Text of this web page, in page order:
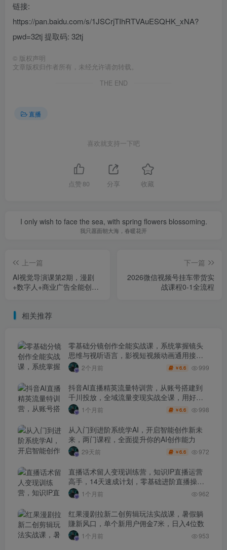
链接:
https://pan.baidu.com/s/1JSCrjTIhRTVAuESQHK_xNA?
pwd=32tj 提取码: 32tj
© 版权声明
文章版权归作者所有，未经允许请勿转载。
THE END
直播
喜欢就支持一下吧
点赞 80 分享 收藏
I only wish to face the sea, with spring flowers blossoming.
我只愿面朝大海，春暖花开
上一篇
AI视觉导演课第2期，漫剧
+数字人+商业广告全能创
下一篇
2026微信视频号挂车带货实
战课程0-1全流程
相关推荐
零基础分镜创作全能实战课，系统掌握镜头
思维与视听语言，影视短视频动画通用接单
技能2个月前 ￥6.6 999
抖音AI直播精英流量特训营，从账号搭建到
千川投放，全域流量变现实战全课，用好工
具让賺钱更简单
1个月前 ￥6.6 998
从入门到进阶系统学AI，开启智能创作新未
来，两门课程，全面提升你的AI创作能力
29天前 ￥6.6 972
直播话术留人变现训练营，知识IP直播运营
高手，14天速成计划，零基础进阶直播操盘
手
1个月前 962
红果漫剧拉新二创剪辑玩法实战课，暑假躺
賺新风口，单个新用户佣金7米，日入4位数
1个月前 953